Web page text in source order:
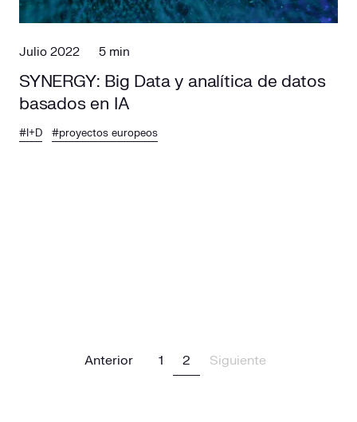
Julio 2022 5 min
SYNERGY: Big Data y analítica de datos
basados en IA
#I+D #proyectos europeos
Anterior Previous
1 2 (current)
Siguiente